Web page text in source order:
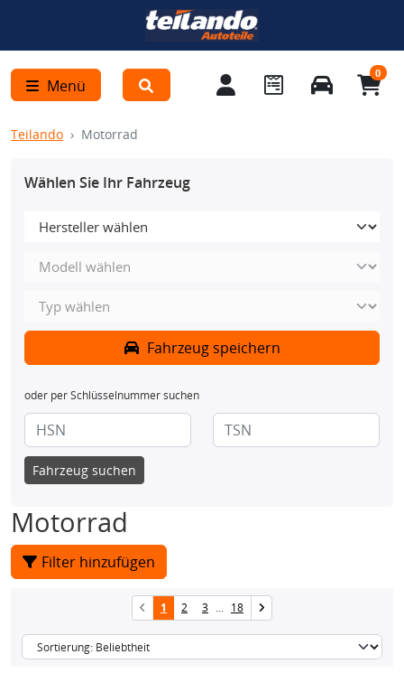
Menü
0
Teilando Motorrad
Wählen Sie Ihr Fahrzeug
Fahrzeug speichern
oder per Schlüsselnummer suchen
Fahrzeug suchen
Motorrad
Filter hinzufügen
1 2 3 ... 18